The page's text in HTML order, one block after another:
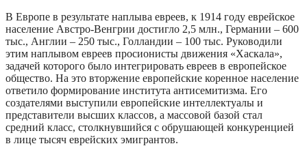
В Европе в результате наплыва евреев, к 1914 году еврейское
население Австро-Венгрии достигло 2,5 млн., Германии – 600
тыс., Англии – 250 тыс., Голландии – 100 тыс. Руководили
этим наплывом евреев просионисты движения «Хаскала»,
задачей которого было интегрировать евреев в европейское
общество. На это вторжение европейские коренное население
ответило формирование института антисемитизма. Его
создателями выступили европейские интеллектуалы и
представители высших классов, а массовой базой стал
средний класс, столкнувшийся с обрушающей конкуренцией
в лице тысяч еврейских эмигрантов.